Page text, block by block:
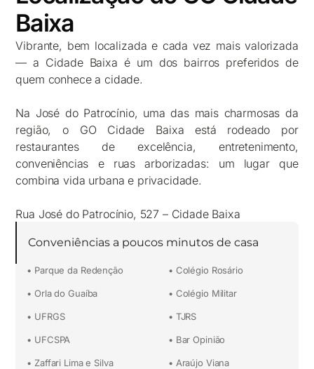
Baixa
Vibrante, bem localizada e cada vez mais valorizada
— a Cidade Baixa é um dos bairros preferidos de
quem conhece a cidade.
Na José do Patrocínio, uma das mais charmosas da
região, o GO Cidade Baixa está rodeado por
restaurantes de excelência, entretenimento,
conveniências e ruas arborizadas: um lugar que
combina vida urbana e privacidade.
Rua José do Patrocínio, 527 – Cidade Baixa
Conveniências a poucos minutos de casa
• Parque da Redenção
• Orla do Guaíba
• UFRGS
• UFCSPA
• Zaffari Lima e Silva
• Colégio Rosário
• Colégio Militar
• TJRS
• Bar Opinião
• Araújo Viana